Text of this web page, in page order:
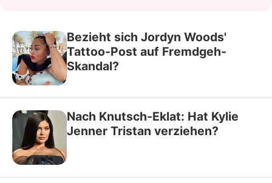
Bezieht sich Jordyn Woods'
Tattoo-Post auf Fremdgeh-
Skandal?
Nach Knutsch-Eklat: Hat Kylie
Jenner Tristan verziehen?